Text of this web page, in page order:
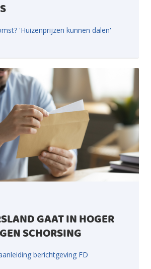
'Huizenprijzen kunnen dalen'
GAAT IN HOGER
SCHORSING
berichtgeving FD